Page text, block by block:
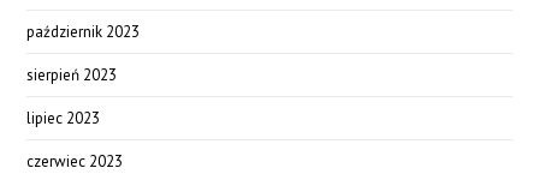
październik 2023
sierpień 2023
lipiec 2023
czerwiec 2023